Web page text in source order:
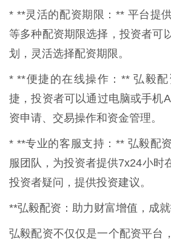
* **灵活的配资期限：** 平台提
等多种配资期限选择，投资者可
划，灵活选择配资期限。
* **便捷的在线操作：** 弘毅
捷，投资者可以通过电脑或手机
资申请、交易操作和资金管理。
* **专业的客服支持：** 弘毅配
服团队，为投资者提供7x24小时
投资者疑问，提供投资建议。
**弘毅配资：助力财富增值，成
弘毅配资不仅仅是一个配资平台